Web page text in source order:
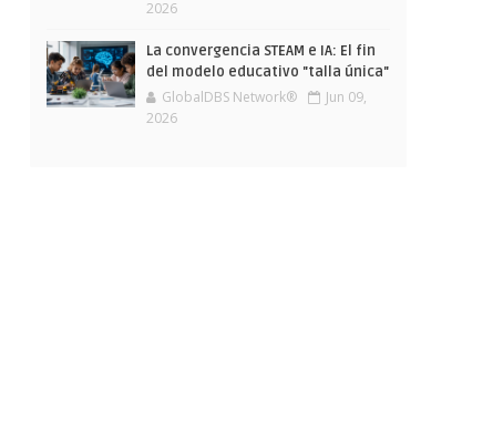
2026
La convergencia STEAM e IA: El fin
del modelo educativo "talla única"
GlobalDBS Network®
Jun 09,
2026